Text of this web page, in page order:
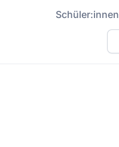
Schüler:innen